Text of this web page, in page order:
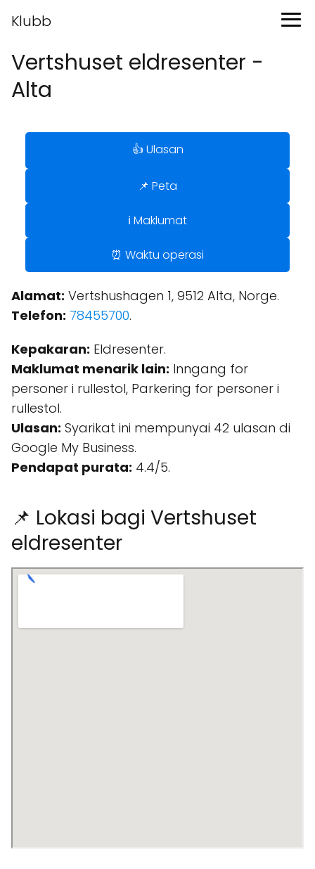
Klubb
Vertshuset eldresenter -
Alta
👍 Ulasan
📌 Peta
ℹ️ Maklumat
⏰ Waktu operasi
Alamat: Vertshushagen 1, 9512 Alta, Norge.
Telefon: 78455700.
Kepakaran: Eldresenter.
Maklumat menarik lain: Inngang for
personer i rullestol, Parkering for personer i
rullestol.
Ulasan: Syarikat ini mempunyai 42 ulasan di
Google My Business.
Pendapat purata: 4.4/5.
📌 Lokasi bagi Vertshuset
eldresenter